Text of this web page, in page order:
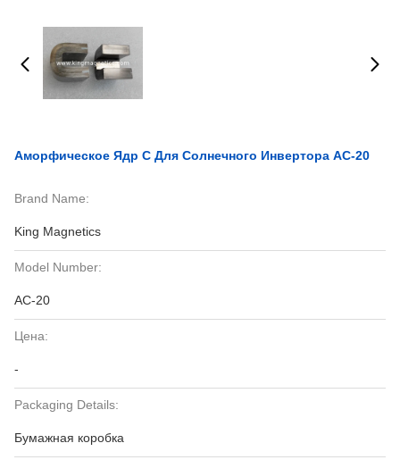
Аморфическое Ядр C Для Солнечного Инвертора AC-20
Brand Name:
King Magnetics
Model Number:
AC-20
Цена:
-
Packaging Details:
Бумажная коробка